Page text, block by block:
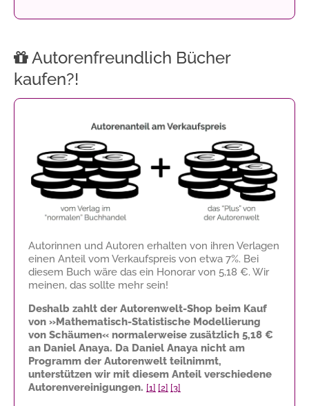
Autorenfreundlich Bücher
kaufen?!
Autorinnen und Autoren erhalten von ihren Verlagen
einen Anteil vom Verkaufspreis von etwa 7%. Bei
diesem Buch wäre das ein Honorar von 5,18 €. Wir
meinen, das sollte mehr sein!
Deshalb zahlt der Autorenwelt-Shop beim Kauf
von »Mathematisch-Statistische Modellierung
von Schäumen« normalerweise zusätzlich 5,18 €
an Daniel Anaya. Da Daniel Anaya nicht am
Programm der Autorenwelt teilnimmt,
unterstützen wir mit diesem Anteil verschiedene
Autorenvereinigungen. [1] [2] [3]